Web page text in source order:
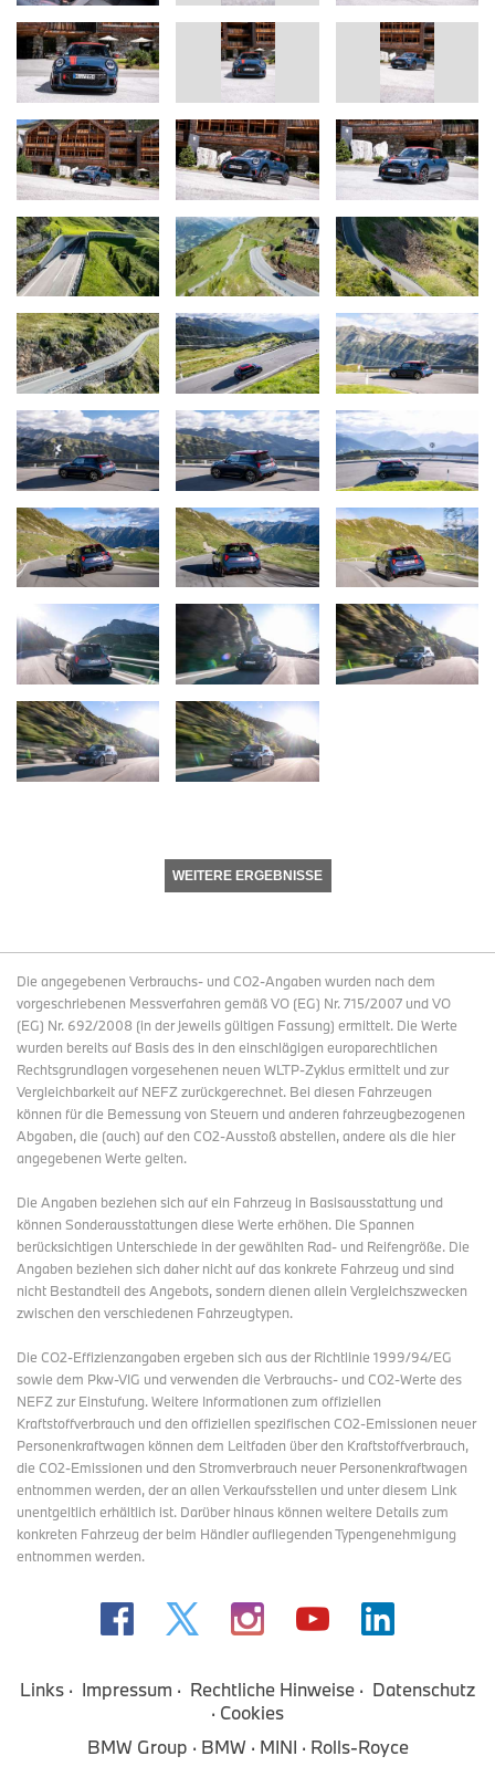
WEITERE ERGEBNISSE
Die angegebenen Verbrauchs- und CO2-Angaben wurden nach dem
vorgeschriebenen Messverfahren gemäß VO (EG) Nr. 715/2007 und VO
(EG) Nr. 692/2008 (in der jeweils gültigen Fassung) ermittelt. Die Werte
wurden bereits auf Basis des in den einschlägigen europarechtlichen
Rechtsgrundlagen vorgesehenen neuen WLTP-Zyklus ermittelt und zur
Vergleichbarkeit auf NEFZ zurückgerechnet. Bei diesen Fahrzeugen
können für die Bemessung von Steuern und anderen fahrzeugbezogenen
Abgaben, die (auch) auf den CO2-Ausstoß abstellen, andere als die hier
angegebenen Werte gelten.
Die Angaben beziehen sich auf ein Fahrzeug in Basisausstattung und
können Sonderausstattungen diese Werte erhöhen. Die Spannen
berücksichtigen Unterschiede in der gewählten Rad- und Reifengröße. Die
Angaben beziehen sich daher nicht auf das konkrete Fahrzeug und sind
nicht Bestandteil des Angebots, sondern dienen allein Vergleichszwecken
zwischen den verschiedenen Fahrzeugtypen.
Die CO2-Effizienzangaben ergeben sich aus der Richtlinie 1999/94/EG
sowie dem Pkw-VIG und verwenden die Verbrauchs- und CO2-Werte des
NEFZ zur Einstufung. Weitere Informationen zum offiziellen
Kraftstoffverbrauch und den offiziellen spezifischen CO2-Emissionen neuer
Personenkraftwagen können dem Leitfaden über den Kraftstoffverbrauch,
die CO2-Emissionen und den Stromverbrauch neuer Personenkraftwagen
entnommen werden, der an allen Verkaufsstellen und unter diesem Link
unentgeltlich erhältlich ist. Darüber hinaus können weitere Details zum
konkreten Fahrzeug der beim Händler aufliegenden Typengenehmigung
entnommen werden.
Links Impressum Rechtliche Hinweise
Datenschutz
Cookies
BMW Group
BMW MINI Rolls-Royce